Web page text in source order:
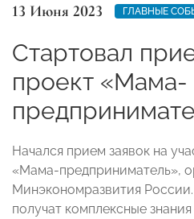
13 Июня 2023 ГЛАВНЫЕ
Стартовал
проект «Мама-
Начался прием заявок на
«Мама-предприниматель»,
Минэкономразвития
получат комплексные